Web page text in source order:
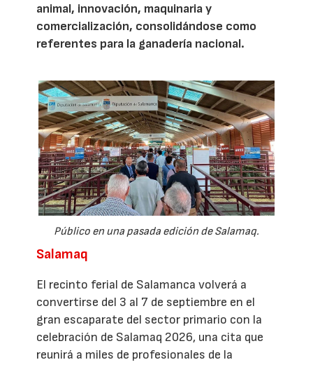
animal, innovación, maquinaria y
comercialización, consolidándose como
referentes para la ganadería nacional.
Público en una pasada edición de Salamaq.
Salamaq
El recinto ferial de Salamanca volverá a
convertirse del 3 al 7 de septiembre en el
gran escaparate del sector primario con la
celebración de Salamaq 2026, una cita que
reunirá a miles de profesionales de la